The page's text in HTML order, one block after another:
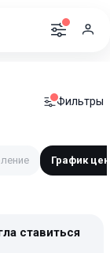
Фильтры
График цен
ставиться